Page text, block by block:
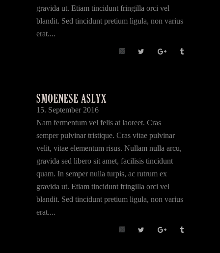
gravida ut. Etiam tincidunt fringilla orci vel
blandit. Sed tincidunt pretium ligula, non varius
erat....
SMOENESE ASLYX
15. September 2016
Nam fermentum vel felis at laoreet. Cras
semper pulvinar tristique. Cras vitae pulvinar
velit, vitae elementum risus. Nullam nulla arcu,
gravida sed libero sit amet, facilisis tincidunt
quam. In semper nulla turpis, ac rutrum ex
gravida ut. Etiam tincidunt fringilla orci vel
blandit. Sed tincidunt pretium ligula, non varius
erat....